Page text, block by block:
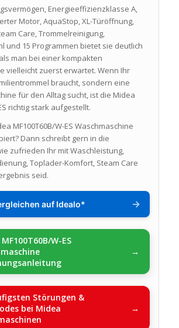
Energieeffizienzklasse A,
Motor, AquaStop, XL-Türöffnung,
Care, Trommelreinigung,
und 15 Programmen bietet sie deutlich
man bei einer kompakten
vielleicht zuerst erwartet. Wenn Ihr
braucht, sondern eine
für den Alltag sucht, ist die Midea
richtig stark aufgestellt.
MF100T60B/W-ES Waschmaschine
Dann schreibt gern in die
zufrieden Ihr mit Waschleistung,
Toplader-Komfort, Steam Care
seid.
auf Idealo* →
W-ES
Störungen &
bei Midea